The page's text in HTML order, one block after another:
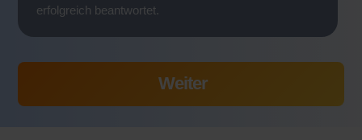
erfolgreich beantwortet.